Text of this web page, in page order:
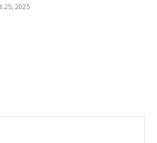
25, 2025